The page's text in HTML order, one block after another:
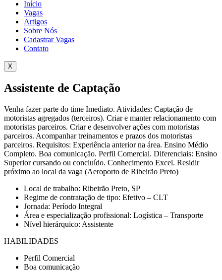
Início
Vagas
Artigos
Sobre Nós
Cadastrar Vagas
Contato
X
Assistente de Captação
Venha fazer parte do time Imediato. Atividades: Captação de
motoristas agregados (terceiros). Criar e manter relacionamento com
motoristas parceiros. Criar e desenvolver ações com motoristas
parceiros. Acompanhar treinamentos e prazos dos motoristas
parceiros. Requisitos: Experiência anterior na área. Ensino Médio
Completo. Boa comunicação. Perfil Comercial. Diferenciais: Ensino
Superior cursando ou concluído. Conhecimento Excel. Residir
próximo ao local da vaga (Aeroporto de Ribeirão Preto)
Local de trabalho: Ribeirão Preto, SP
Regime de contratação de tipo: Efetivo – CLT
Jornada: Período Integral
Área e especialização profissional: Logística – Transporte
Nível hierárquico: Assistente
HABILIDADES
Perfil Comercial
Boa comunicação